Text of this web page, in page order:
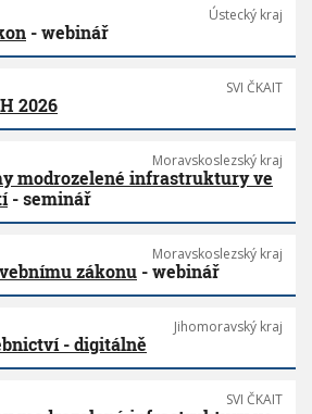
Ústecký kraj
- webinář
SVI ČKAIT
2026
Moravskoslezský kraj
modrozelené infrastruktury ve
- seminář
Moravskoslezský kraj
zákonu - webinář
Jihomoravský kraj
- digitálně
SVI ČKAIT